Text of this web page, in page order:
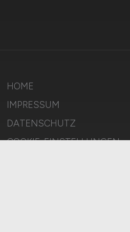
HOME
IMPRESSUM
DATENSCHUTZ
COOKIE-EINSTELLUNGEN